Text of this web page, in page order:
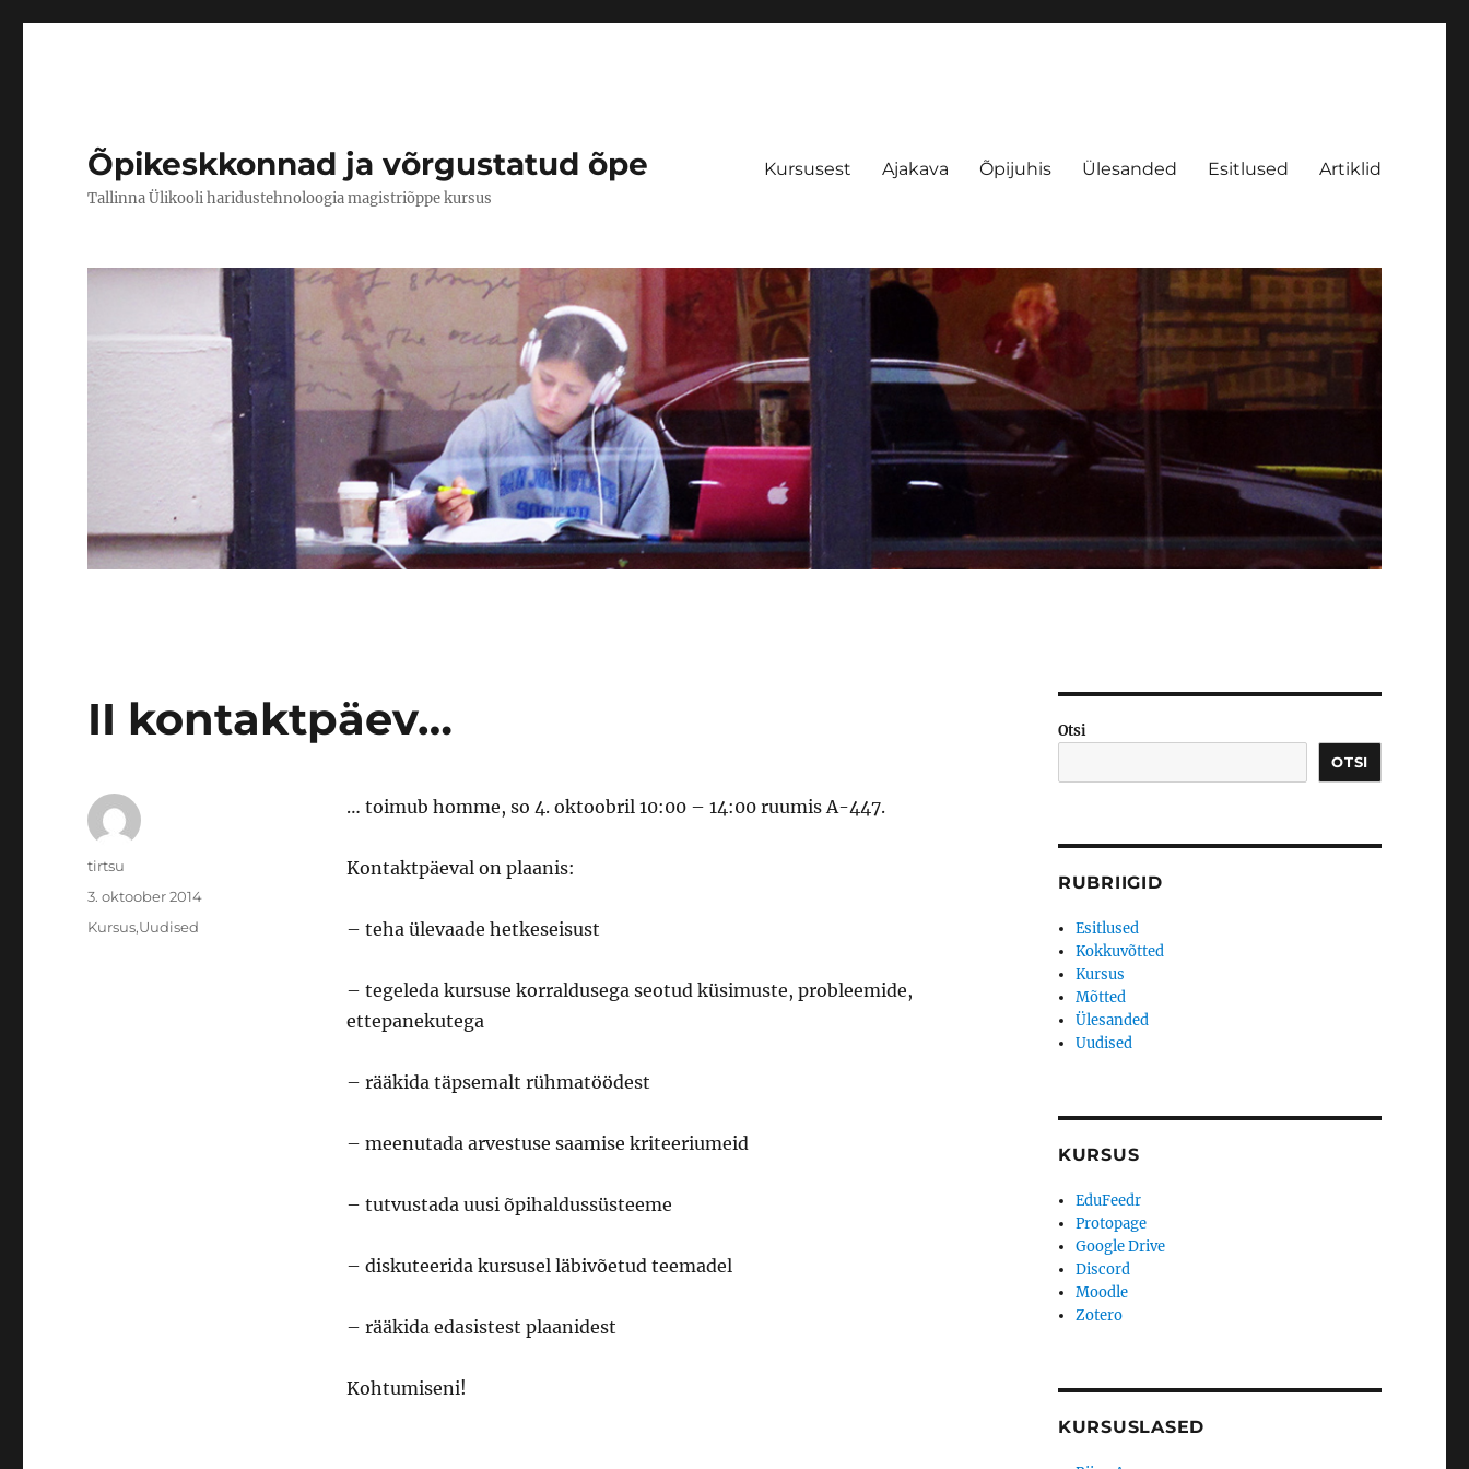
Õpikeskkonnad ja võrgustatud õpe
Tallinna Ülikooli haridustehnoloogia magistriõppe kursus
Kursusest Ajakava Õpijuhis Ülesanded Esitlused Artiklid
II kontaktpäev…
… toimub homme, so 4. oktoobril 10:00 – 14:00 ruumis A-447.
Kontaktpäeval on plaanis:
– teha ülevaade hetkeseisust
– tegeleda kursuse korraldusega seotud küsimuste, probleemide,
ettepanekutega
– rääkida täpsemalt rühmatöödest
– meenutada arvestuse saamise kriteeriumeid
– tutvustada uusi õpihaldussüsteeme
– diskuteerida kursusel läbivõetud teemadel
– rääkida edasistest plaanidest
Kohtumiseni!
Autor
tirtsu
Postitatud
3. oktoober 2014
Rubriigid
Kursus,Uudised
Otsi
OTSI
RUBRIIGID
Esitlused
Kokkuvõtted
Kursus
Mõtted
Ülesanded
Uudised
KURSUS
EduFeedr
Protopage
Google Drive
Discord
Moodle
Zotero
KURSUSLASED